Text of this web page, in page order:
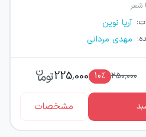
شعر
: آریا نوین
: مهدی مردانی
250,000
10٪ 225,000
مشخصات